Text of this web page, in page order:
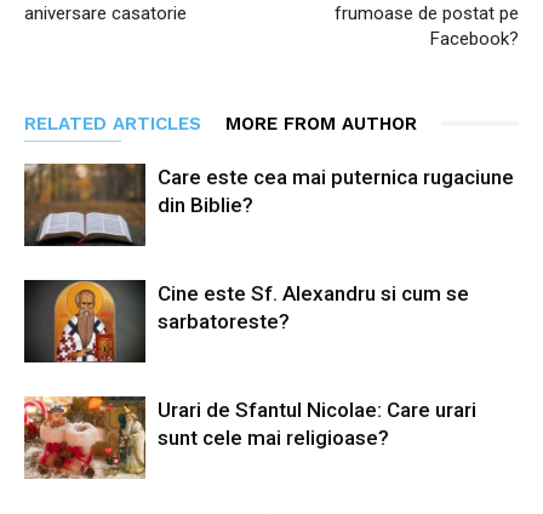
aniversare casatorie
frumoase de postat pe
Facebook?
RELATED ARTICLES MORE FROM AUTHOR
Care este cea mai puternica rugaciune
din Biblie?
Cine este Sf. Alexandru si cum se
sarbatoreste?
Urari de Sfantul Nicolae: Care urari
sunt cele mai religioase?